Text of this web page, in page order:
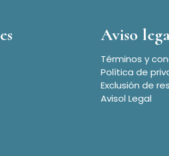
Aviso
Términos y
Política de
Exclusión de
Avisol Legal